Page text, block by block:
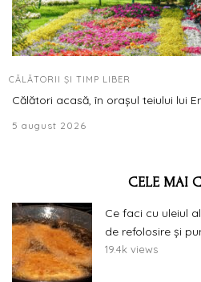
CĂLĂTORII ȘI TIMP LIBER
Călători acasă, în orașul teiului lui
5 august 2026
CELE MAI
Ce faci cu uleiul
de refolosire și
19.4k views